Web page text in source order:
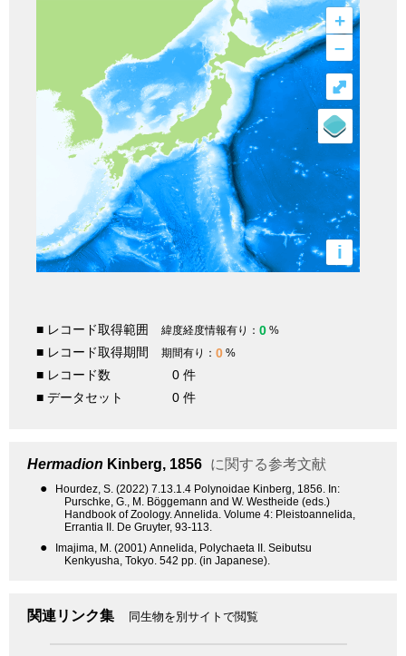
+
–
i
⤢
■ レコード取得範囲 緯度経度情報有り： 0 %
■ レコード取得期間 期間有り： 0 %
■ レコード数
0 件
■ データセット
0 件
Hermadion Kinberg, 1856 に関する参考文献
●
Hourdez, S. (2022) 7.13.1.4 Polynoidae Kinberg, 1856. In:
Purschke, G., M. Böggemann and W. Westheide (eds.)
Handbook of Zoology. Annelida. Volume 4: Pleistoannelida,
Errantia II. De Gruyter, 93-113.
●
Imajima, M. (2001) Annelida, Polychaeta II. Seibutsu
Kenkyusha, Tokyo. 542 pp. (in Japanese).
関連リンク集 同生物を別サイトで閲覧